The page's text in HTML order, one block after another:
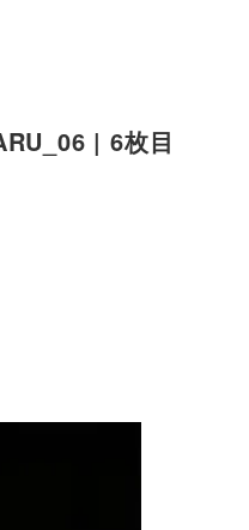
| 6枚目